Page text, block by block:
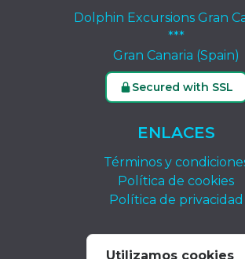
Dolphin Excursions Gran
***
Gran Canaria (Spain)
Secured with SSL
ENLACES
Términos y
Política de cookies
Política de privacidad
CONTACTO
Utilizamos cookies